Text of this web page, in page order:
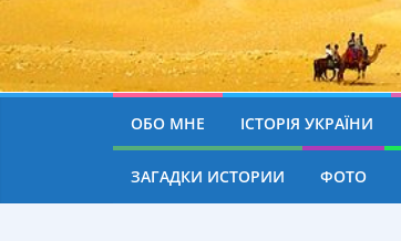
ОБО МНЕ ІСТОРІЯ УКРАЇНИ
ЗАГАДКИ ИСТОРИИ ФОТО